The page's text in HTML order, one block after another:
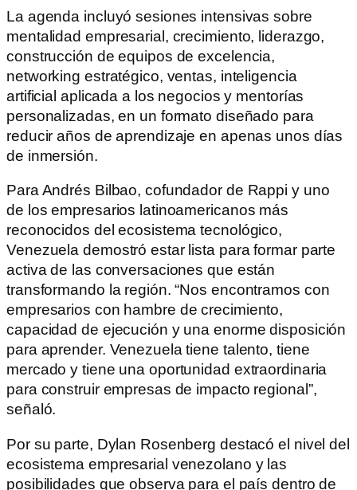
La agenda incluyó sesiones intensivas sobre
mentalidad empresarial, crecimiento, liderazgo,
construcción de equipos de excelencia,
networking estratégico, ventas, inteligencia
artificial aplicada a los negocios y mentorías
personalizadas, en un formato diseñado para
reducir años de aprendizaje en apenas unos días
de inmersión.
Para Andrés Bilbao, cofundador de Rappi y uno
de los empresarios latinoamericanos más
reconocidos del ecosistema tecnológico,
Venezuela demostró estar lista para formar parte
activa de las conversaciones que están
transformando la región. “Nos encontramos con
empresarios con hambre de crecimiento,
capacidad de ejecución y una enorme disposición
para aprender. Venezuela tiene talento, tiene
mercado y tiene una oportunidad extraordinaria
para construir empresas de impacto regional”,
señaló.
Por su parte, Dylan Rosenberg destacó el nivel del
ecosistema empresarial venezolano y las
posibilidades que observa para el país dentro de